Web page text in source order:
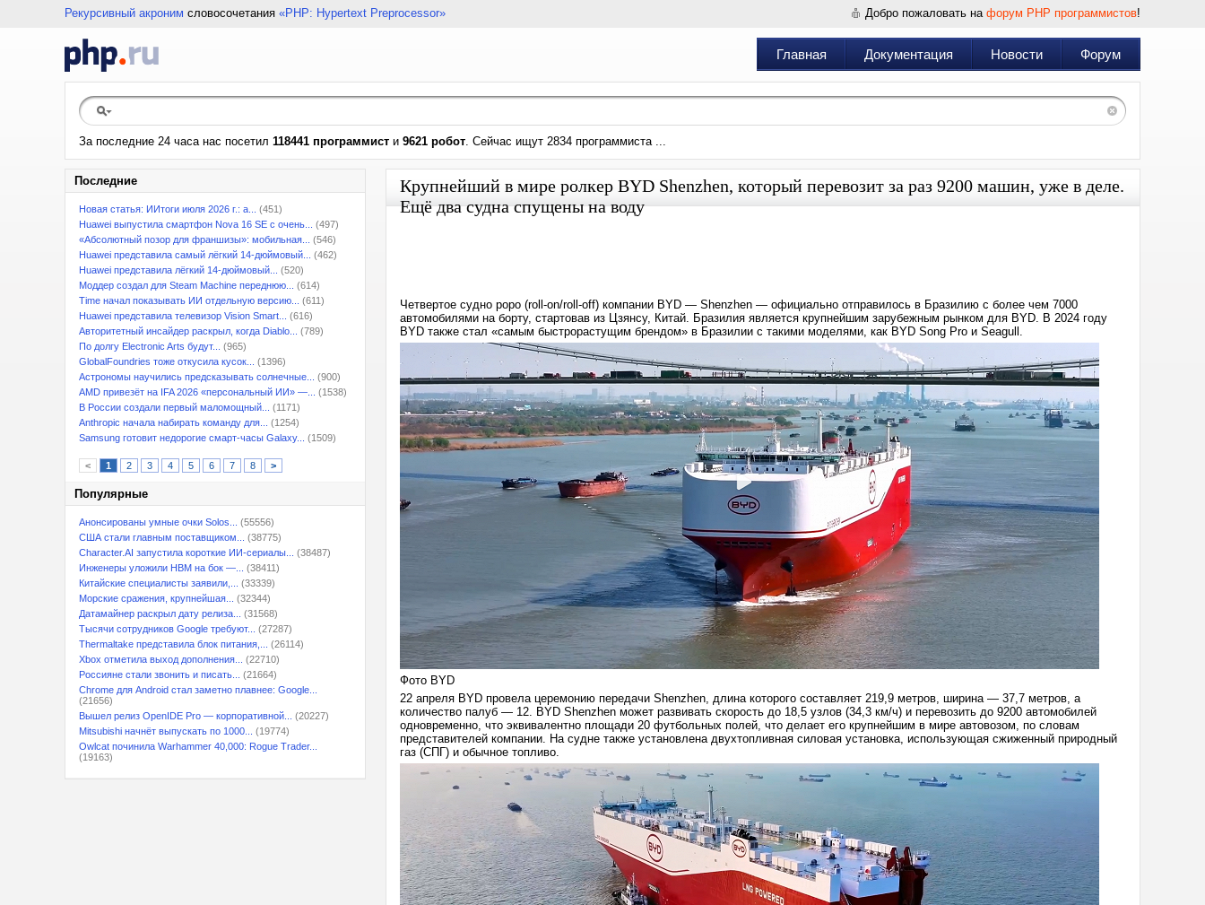
Рекурсивный акроним словосочетания «PHP: Hypertext Preprocessor» Добро пожаловать на форум PHP программистов!
Главная Документация Новости Форум
За последние 24 часа нас посетил 118441 программист и 9621 робот. Сейчас ищут 2834 программиста ...
Последние
Новая статья: ИИтоги июля 2026 г.: а...
(451)
Huawei выпустила смартфон Nova 16 SE с очень...
(497)
«Абсолютный позор для франшизы»: мобильная...
(546)
Huawei представила самый лёгкий 14-дюймовый...
(462)
Huawei представила лёгкий 14-дюймовый...
(520)
Моддер создал для Steam Machine переднюю...
(614)
Time начал показывать ИИ отдельную версию...
(611)
Huawei представила телевизор Vision Smart...
(616)
Авторитетный инсайдер раскрыл, когда Diablo...
(789)
По долгу Electronic Arts будут...
(965)
GlobalFoundries тоже откусила кусок...
(1396)
Астрономы научились предсказывать солнечные...
(900)
AMD привезёт на IFA 2026 «персональный ИИ» —...
(1538)
В России создали первый маломощный...
(1171)
Anthropic начала набирать команду для...
(1254)
Samsung готовит недорогие смарт-часы Galaxy...
(1509)
< 1 2 3 4 5 6 7 8 >
Популярные
Анонсированы умные очки Solos...
(55556)
США стали главным поставщиком...
(38775)
Character.AI запустила короткие ИИ-сериалы...
(38487)
Инженеры уложили HBM на бок —...
(38411)
Китайские специалисты заявили,...
(33339)
Морские сражения, крупнейшая...
(32344)
Датамайнер раскрыл дату релиза...
(31568)
Тысячи сотрудников Google требуют...
(27287)
Thermaltake представила блок питания,...
(26114)
Xbox отметила выход дополнения...
(22710)
Россияне стали звонить и писать...
(21664)
Chrome для Android стал заметно плавнее: Google...
(21656)
Вышел релиз OpenIDE Pro — корпоративной...
(20227)
Mitsubishi начнёт выпускать по 1000...
(19774)
Owlcat починила Warhammer 40,000: Rogue Trader...
(19163)
Крупнейший в мире ролкер BYD Shenzhen, который перевозит за раз 9200 машин, уже в деле.
Ещё два судна спущены на воду
Четвертое судно роро (roll-on/roll-off) компании BYD — Shenzhen — официально отправилось в Бразилию с более чем 7000
автомобилями на борту, стартовав из Цзянсу, Китай. Бразилия является крупнейшим зарубежным рынком для BYD. В 2024 году
BYD также стал «самым быстрорастущим брендом» в Бразилии с такими моделями, как BYD Song Pro и Seagull.
Фото BYD
22 апреля BYD провела церемонию передачи Shenzhen, длина которого составляет 219,9 метров, ширина — 37,7 метров, а
количество палуб — 12. BYD Shenzhen может развивать скорость до 18,5 узлов (34,3 км/ч) и перевозить до 9200 автомобилей
одновременно, что эквивалентно площади 20 футбольных полей, что делает его крупнейшим в мире автовозом, по словам
представителей компании. На судне также установлена двухтопливная силовая установка, использующая сжиженный природный
газ (СПГ) и обычное топливо.